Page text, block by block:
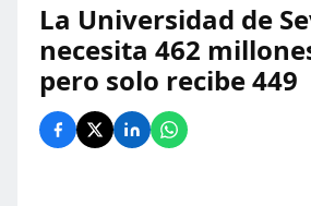
La Universidad de
necesita 462
pero solo recibe 449